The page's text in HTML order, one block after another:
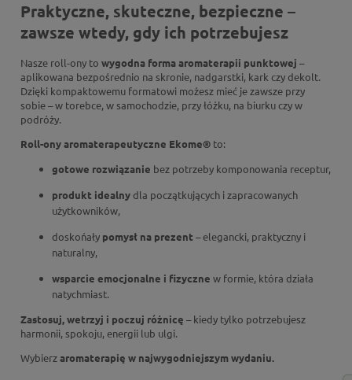
Praktyczne, skuteczne, bezpieczne –
zawsze wtedy, gdy ich potrzebujesz
Nasze roll-ony to wygodna forma aromaterapii punktowej –
aplikowana bezpośrednio na skronie, nadgarstki, kark czy dekolt.
Dzięki kompaktowemu formatowi możesz mieć je zawsze przy
sobie – w torebce, w samochodzie, przy łóżku, na biurku czy w
podróży.
Roll-ony aromaterapeutyczne Ekome® to:
gotowe rozwiązanie bez potrzeby komponowania receptur,
produkt idealnydla początkujących i zapracowanych
użytkowników,
doskońały pomysł na prezent – elegancki, praktyczny i
naturalny,
wsparcie emocjonalne i fizyczne w formie, która działa
natychmiast.
Zastosuj, wetrzyj i poczuj różnicę – kiedy tylko potrzebujesz
harmonii, spokoju, energii lub ulgi.
Wybierzaromaterapię w najwygodniejszym wydaniu.